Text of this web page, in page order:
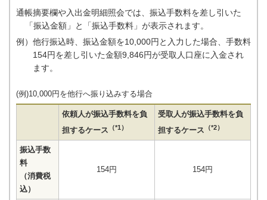
通帳摘要欄や入出金明細照会では、振込手数料を差し引いた
「振込金額」と「振込手数料」が表示されます。
例）他行振込時、振込金額を10,000円と入力した場合、手数料
154円を差し引いた金額9,846円が受取人口座に入金され
ます。
(例)10,000円を他行へ振り込みする場合
依頼人が振込手数料を負
担するケース （*1）
受取人が振込手数料を負
担するケース （*2）
振込手数
料
（消費税
込）
154円 154円